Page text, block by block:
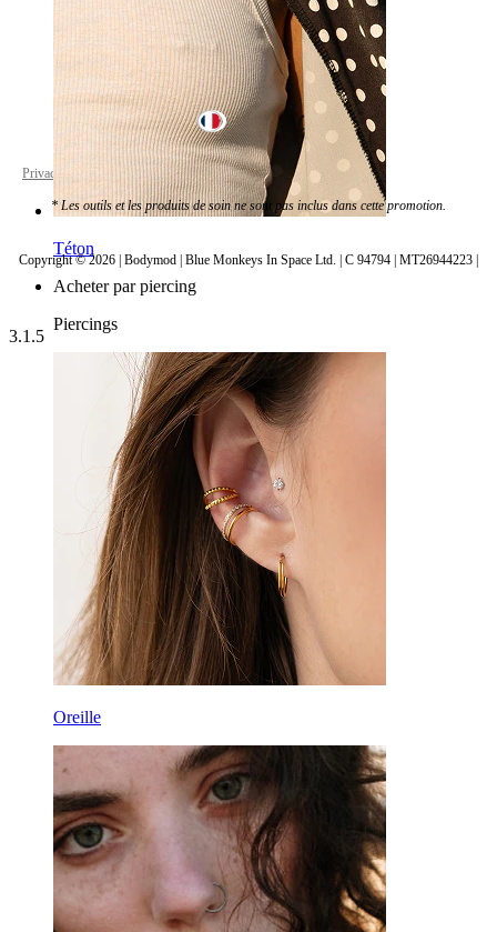
Téton
Acheter par piercing
Piercings
Oreille
France
Privacy policy Cookie settings
* Les outils et les produits de soin ne sont pas inclus dans cette promotion.
Copyright © 2026 | Bodymod | Blue Monkeys In Space Ltd. | C 94794 | MT26944223 |
3.1.5